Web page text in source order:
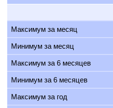
Максимум за месяц
Минимум за месяц
Максимум за 6 месяцев
Минимум за 6 месяцев
Максимум за год